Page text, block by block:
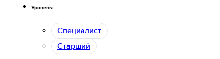
Уровень:
Специалист
Старший